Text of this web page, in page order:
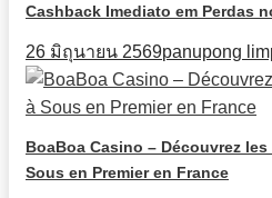
Cashback Imediato em Perdas
26 มิถุนายน 2569panupong
BoaBoa Casino – Découvrez
Sous en Premier en France